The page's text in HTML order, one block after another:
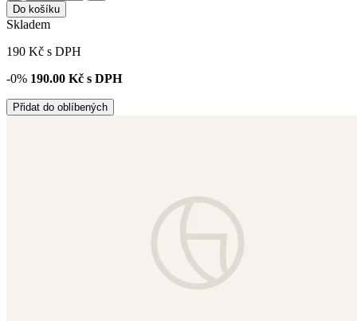
Do košíku
Skladem
190 Kč s DPH
-0% 190.00 Kč s DPH
Přidat do oblíbených